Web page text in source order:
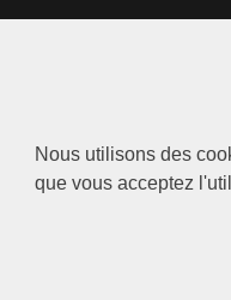
Nous utilisons des
que vous acceptez